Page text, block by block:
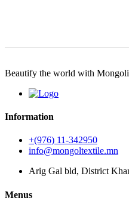
Beautify the world with
Information
+(976) 11-342950
info@mongoltextile.mn
Arig Gal bld, District
Menus